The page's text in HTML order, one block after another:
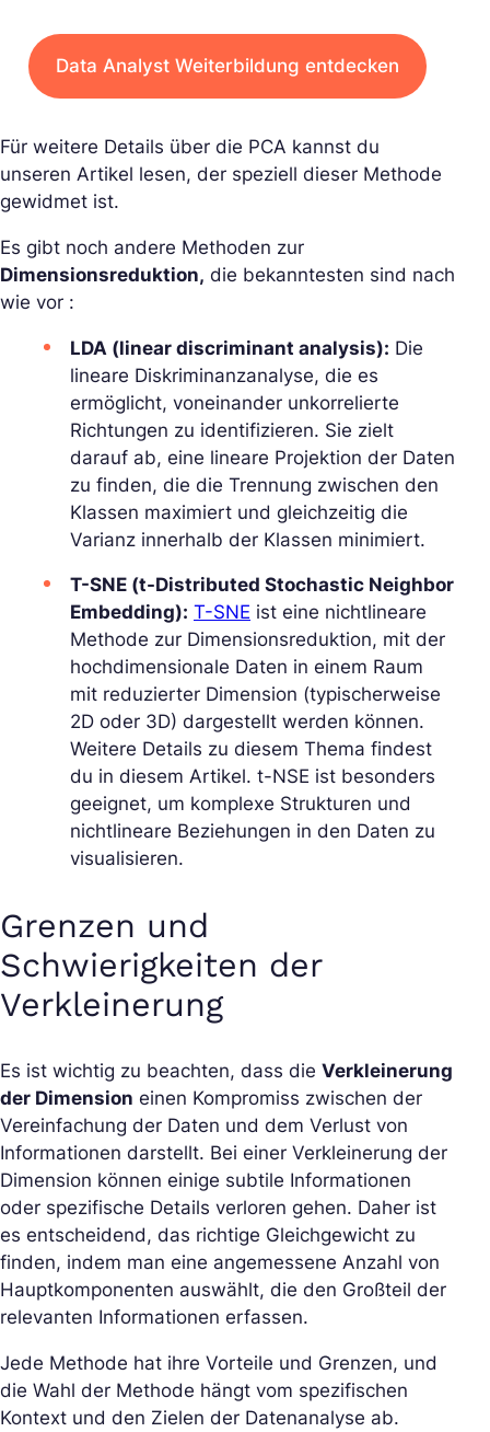
Data Analyst Weiterbildung entdecken
Für weitere Details über die PCA kannst du
unseren Artikel lesen, der speziell dieser Methode
gewidmet ist.
Es gibt noch andere Methoden zur
Dimensionsreduktion, die bekanntesten sind nach
wie vor :
LDA (linear discriminant analysis): Die
lineare Diskriminanzanalyse, die es
ermöglicht, voneinander unkorrelierte
Richtungen zu identifizieren. Sie zielt
darauf ab, eine lineare Projektion der Daten
zu finden, die die Trennung zwischen den
Klassen maximiert und gleichzeitig die
Varianz innerhalb der Klassen minimiert.
T-SNE (t-Distributed Stochastic Neighbor
Embedding): T-SNE ist eine nichtlineare
Methode zur Dimensionsreduktion, mit der
hochdimensionale Daten in einem Raum
mit reduzierter Dimension (typischerweise
2D oder 3D) dargestellt werden können.
Weitere Details zu diesem Thema findest
du in diesem Artikel. t-NSE ist besonders
geeignet, um komplexe Strukturen und
nichtlineare Beziehungen in den Daten zu
visualisieren.
Grenzen und
Schwierigkeiten der
Verkleinerung
Es ist wichtig zu beachten, dass die Verkleinerung
der Dimension einen Kompromiss zwischen der
Vereinfachung der Daten und dem Verlust von
Informationen darstellt. Bei einer Verkleinerung der
Dimension können einige subtile Informationen
oder spezifische Details verloren gehen. Daher ist
es entscheidend, das richtige Gleichgewicht zu
finden, indem man eine angemessene Anzahl von
Hauptkomponenten auswählt, die den Großteil der
relevanten Informationen erfassen.
Jede Methode hat ihre Vorteile und Grenzen, und
die Wahl der Methode hängt vom spezifischen
Kontext und den Zielen der Datenanalyse ab.